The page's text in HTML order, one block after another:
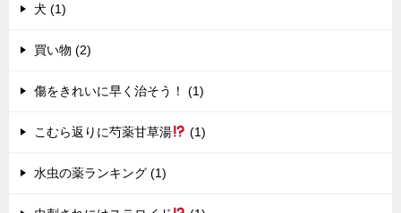
犬 (1)
買い物 (2)
傷をきれいに早く治そう！ (1)
こむら返りに芍薬甘草湯 (1)
水虫の薬ランキング (1)